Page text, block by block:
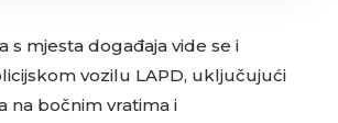
s mjesta događaja vide se i
vozilu LAPD, uključujući
na bočnim vratima i